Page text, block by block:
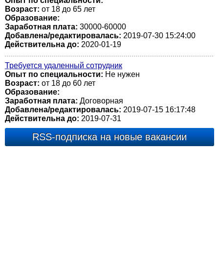
Возраст: от 18 до 65 лет
Образование:
Заработная плата: 30000-60000
Добавлена/редактировалась: 2019-07-30 15:24:00
Действительна до: 2020-01-19
Требуется удаленный сотрудник
Опыт по специальности: Не нужен
Возраст: от 18 до 60 лет
Образование:
Заработная плата: Договорная
Добавлена/редактировалась: 2019-07-15 16:17:48
Действительна до: 2019-07-31
RSS-подписка на новые вакансии